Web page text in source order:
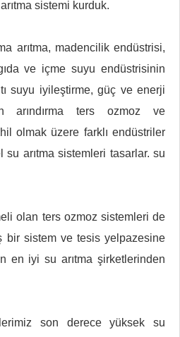
sistemi kurduk.
arıtma, madencilik endüstrisi,
ve içme suyu endüstrisinin
suyu iyileştirme, güç ve enerji
arındırma ters ozmoz ve
olmak üzere farklı endüstriler
arıtma sistemleri tasarlar. su
olan ters ozmoz sistemleri de
bir sistem ve tesis yelpazesine
en iyi su arıtma şirketlerinden
son derece yüksek su